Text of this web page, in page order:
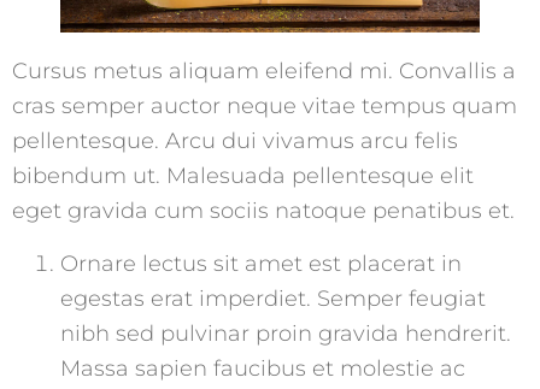
Cursus metus aliquam eleifend mi. Convallis a
cras semper auctor neque vitae tempus quam
pellentesque. Arcu dui vivamus arcu felis
bibendum ut. Malesuada pellentesque elit
eget gravida cum sociis natoque penatibus et.
Ornare lectus sit amet est placerat in
egestas erat imperdiet. Semper feugiat
nibh sed pulvinar proin gravida hendrerit.
Massa sapien faucibus et molestie ac